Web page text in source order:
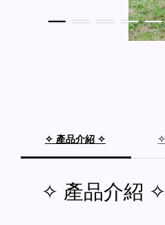
✧ 產品介紹 ✧
✧ 產品介紹 ✧